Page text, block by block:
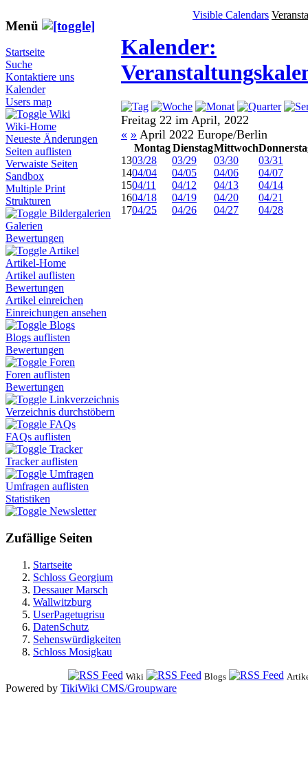
Menü
Startseite
Suche
Kontaktiere uns
Kalender
Users map
Wiki
Wiki-Home
Neueste Änderungen
Seiten auflisten
Verwaiste Seiten
Sandbox
Multiple Print
Strukturen
Bildergalerien
Galerien
Bewertungen
Artikel
Artikel-Home
Artikel auflisten
Bewertungen
Artikel einreichen
Einreichungen ansehen
Blogs
Blogs auflisten
Bewertungen
Foren
Foren auflisten
Bewertungen
Linkverzeichnis
Verzeichnis durchstöbern
FAQs
FAQs auflisten
Tracker
Tracker auflisten
Umfragen
Umfragen auflisten
Statistiken
Newsletter
Zufällige Seiten
Startseite
Schloss Georgium
Dessauer Marsch
Wallwitzburg
UserPagetugrisu
DatenSchutz
Sehenswürdigkeiten
Schloss Mosigkau
Visible Calendars
Kalender:
Freitag 22 im April, 2022
« » April 2022 Europe/Berlin
Montag DienstagMittwoch
1303/28 03/29 03/30
03/31
1404/04 04/05 04/06
04/07
1504/11 04/12 04/13
04/14
1604/18 04/19 04/20
04/21
1704/25 04/26 04/27 04/28
Wiki Blogs
Powered by TikiWiki CMS/Groupware